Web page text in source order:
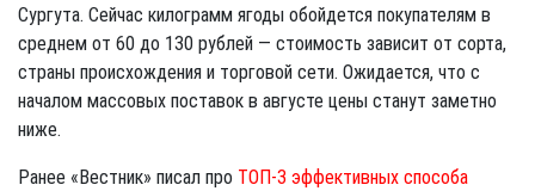
Сургута. Сейчас килограмм ягоды обойдется покупателям в
среднем от 60 до 130 рублей — стоимость зависит от сорта,
страны происхождения и торговой сети. Ожидается, что с
началом массовых поставок в августе цены станут заметно
ниже.
Ранее «Вестник» писал про ТОП-3 эффективных способа